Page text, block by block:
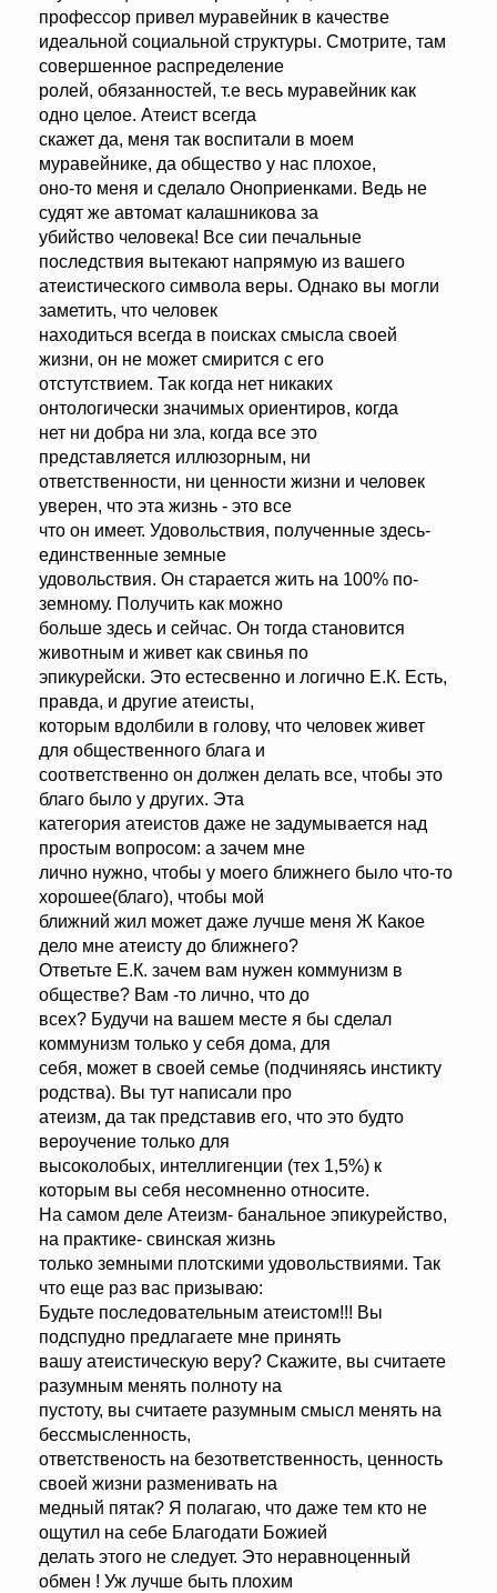
профессор привел муравейник в качестве
идеальной социальной структуры. Смотрите, там
совершенное распределение
ролей, обязанностей, т.е весь муравейник как
одно целое. Атеист всегда
скажет да, меня так воспитали в моем
муравейнике, да общество у нас плохое,
оно-то меня и сделало Оноприенками. Ведь не
судят же автомат калашникова за
убийство человека! Все сии печальные
последствия вытекают напрямую из вашего
атеистического символа веры. Однако вы могли
заметить, что человек
находиться всегда в поисках смысла своей
жизни, он не может смирится с его
отстутствием. Так когда нет никаких
онтологически значимых ориентиров, когда
нет ни добра ни зла, когда все это
представляется иллюзорным, ни
ответственности, ни ценности жизни и человек
уверен, что эта жизнь - это все
что он имеет. Удовольствия, полученные здесь-
единственные земные
удовольствия. Он старается жить на 100% по-
земному. Получить как можно
больше здесь и сейчас. Он тогда становится
животным и живет как свинья по
эпикурейски. Это естесвенно и логично Е.К. Есть,
правда, и другие атеисты,
которым вдолбили в голову, что человек живет
для общественного блага и
соответственно он должен делать все, чтобы это
благо было у других. Эта
категория атеистов даже не задумывается над
простым вопросом: а зачем мне
лично нужно, чтобы у моего ближнего было что-то
хорошее(благо), чтобы мой
ближний жил может даже лучше меня Ж Какое
дело мне атеисту до ближнего?
Ответьте Е.К. зачем вам нужен коммунизм в
обществе? Вам -то лично, что до
всех? Будучи на вашем месте я бы сделал
коммунизм только у себя дома, для
себя, может в своей семье (подчиняясь инстикту
родства). Вы тут написали про
атеизм, да так представив его, что это будто
вероучение только для
высоколобых, интеллигенции (тех 1,5%) к
которым вы себя несомненно относите.
На самом деле Атеизм- банальное эпикурейство,
на практике- свинская жизнь
только земными плотскими удовольствиями. Так
что еще раз вас призываю:
Будьте последовательным атеистом!!! Вы
подспудно предлагаете мне принять
вашу атеистическую веру? Скажите, вы считаете
разумным менять полноту на
пустоту, вы считаете разумным смысл менять на
бессмысленность,
ответственость на безответственность, ценность
своей жизни разменивать на
медный пятак? Я полагаю, что даже тем кто не
ощутил на себе Благодати Божией
делать этого не следует. Это неравноценный
обмен ! Уж лучше быть плохим